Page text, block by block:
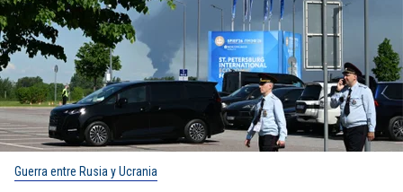
Guerra entre Rusia y Ucrania